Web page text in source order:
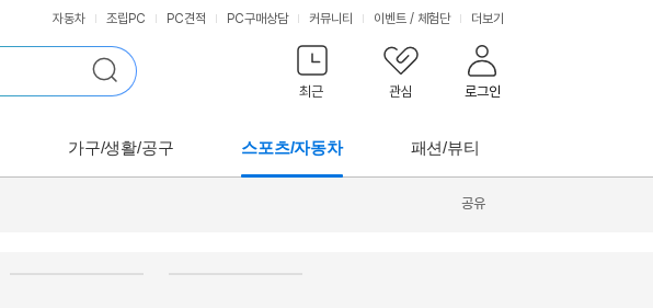
최근 관심 로그인
자동차 조립PC PC견적 PC구매상담 커뮤니티 이벤트 / 체험단 더보기
가구/생활/공구 스포츠/자동차 패션/뷰티
공유